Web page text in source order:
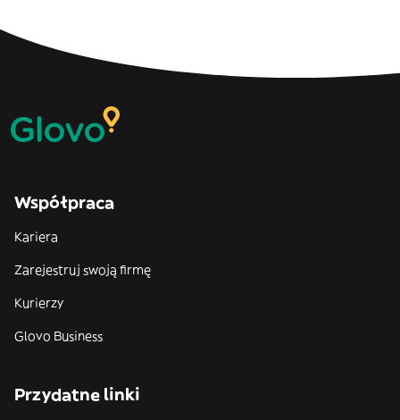
Współpraca
Kariera
Zarejestruj swoją firmę
Kurierzy
Glovo Business
Przydatne linki